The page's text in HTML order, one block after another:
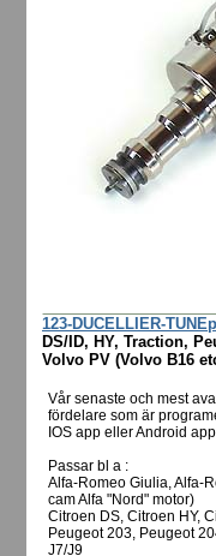
123-DUCELLIER-
DS/ID, HY, Traction,
Volvo PV (Volvo B16
Vår senaste och mest
fördelare som är
IOS app eller Android
Passar bl a :
Alfa-Romeo Giulia, Alfa-
cam Alfa "Nord" motor)
Citroen DS, Citroen HY,
Peugeot 203, Peugeot
J7/J9